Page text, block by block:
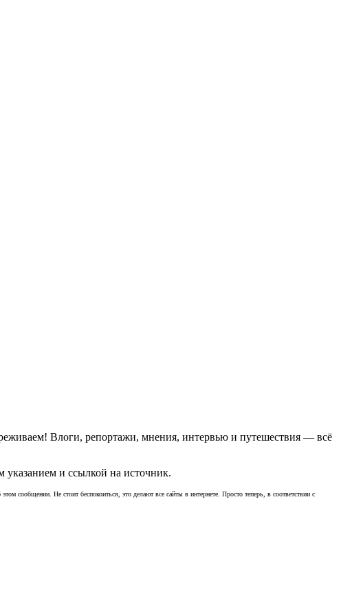
Влоги, репортажи, мнения, интервью и путешествия — всё
указанием и ссылкой на источник.
сообщении. Не стоит беспокоиться, это делают все сайты в интернете. Просто теперь, в соответствии с